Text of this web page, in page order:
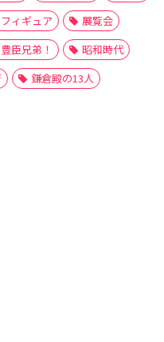
フィギュア
展覧会
豊臣兄弟！
昭和時代
鎌倉殿の13人